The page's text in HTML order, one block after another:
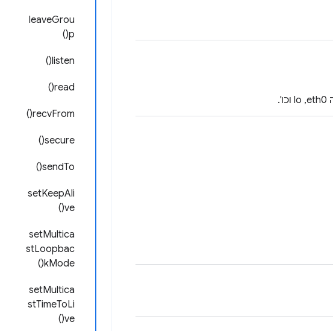
leaveGrou
p()
listen()
read()
recvFrom()
secure()
sendTo()
setKeepAli
ve()
setMultica
stLoopbac
kMode()
setMultica
stTimeToLi
ve()